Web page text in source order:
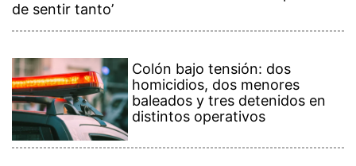
de sentir tanto’
Colón bajo tensión: dos
homicidios, dos menores
baleados y tres detenidos en
distintos operativos